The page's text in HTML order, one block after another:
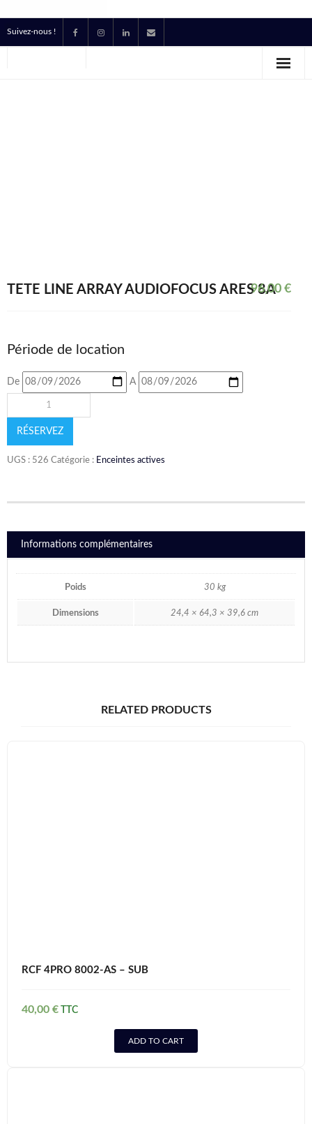
Suivez-nous !
TETE LINE ARRAY AUDIOFOCUS ARES 8A
96,00 €
Période de location
De A
RÉSERVEZ
UGS : 526 Catégorie : Enceintes actives
Informations complémentaires
Poids 30 kg
Dimensions 24,4 × 64,3 × 39,6 cm
RELATED PRODUCTS
RCF 4PRO 8002-AS – SUB
40,00 €
ADD TO CART